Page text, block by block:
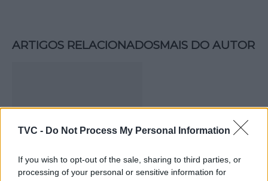
TVC - Do Not Process My Personal Information
If you wish to opt-out of the sale, sharing to third parties, or
processing of your personal or sensitive information for
ARTIGOS RELACIONADOSMAIS DO AUTOR
Capacita Jovem de Poiares aproxima